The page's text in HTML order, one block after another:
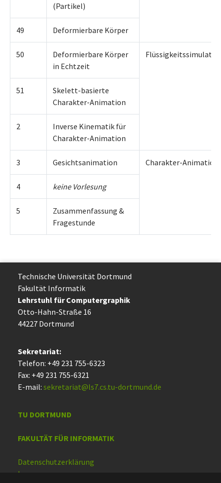
(Partikel)
49 Deformierbare Körper
50
Deformierbare Körper
in Echtzeit
51
Skelett-basierte
Charakter-Animation
2
Inverse Kinematik für
Charakter-Animation
3 Gesichtsanimation Charakter-Animation
4 keine Vorlesung
5
Zusammenfassung &
Fragestunde
Technische Uni­ver­si­tät Dort­mund
Fakultät Informatik
Lehrstuhl für Computergraphik
Otto-Hahn-Straße 16
44227 Dort­mund
Sekretariat:
Telefon: +49 231 755-6323
Fax: +49 231 755-6321
E-mail: sekretariat@ls7.cs.tu-dortmund.de
TU DORTMUND
FAKULTÄT FÜR INFORMATIK
Datenschutzerklärung
Impressum